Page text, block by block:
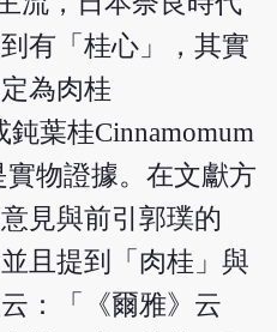
有「桂心」，其實
為肉桂
鈍葉桂Cinnamomum
實物證據。在文獻方
見與前引郭璞的
且提到「肉桂」與
：「《爾雅》云